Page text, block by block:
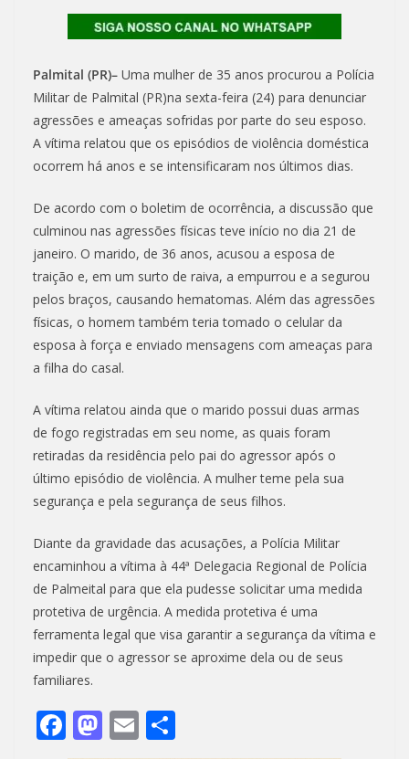
Palmital (PR)– Uma mulher de 35 anos procurou a Polícia
Militar de Palmital (PR)na sexta-feira (24) para denunciar
agressões e ameaças sofridas por parte do seu esposo.
A vítima relatou que os episódios de violência doméstica
ocorrem há anos e se intensificaram nos últimos dias.
De acordo com o boletim de ocorrência, a discussão que
culminou nas agressões físicas teve início no dia 21 de
janeiro. O marido, de 36 anos, acusou a esposa de
traição e, em um surto de raiva, a empurrou e a segurou
pelos braços, causando hematomas. Além das agressões
físicas, o homem também teria tomado o celular da
esposa à força e enviado mensagens com ameaças para
a filha do casal.
A vítima relatou ainda que o marido possui duas armas
de fogo registradas em seu nome, as quais foram
retiradas da residência pelo pai do agressor após o
último episódio de violência. A mulher teme pela sua
segurança e pela segurança de seus filhos.
Diante da gravidade das acusações, a Polícia Militar
encaminhou a vítima à 44ª Delegacia Regional de Polícia
de Palmeital para que ela pudesse solicitar uma medida
protetiva de urgência. A medida protetiva é uma
ferramenta legal que visa garantir a segurança da vítima e
impedir que o agressor se aproxime dela ou de seus
familiares.
F M E